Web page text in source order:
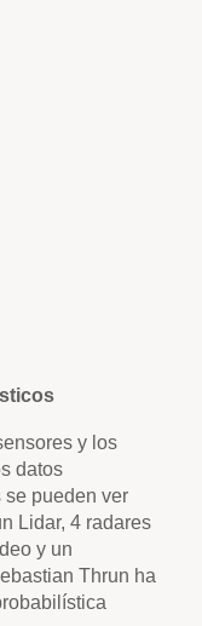
y los
datos
pueden ver
Lidar, 4 radares
y un
Thrun ha